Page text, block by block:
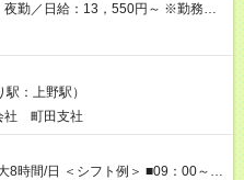
日給：13，550円～ ※勤務数
給：10，400円 夜勤／日給：12，
各種資格手当あり ■残業手当あり ■
給！ ・－・－・ ≪ 法定
給 ＋交通費全額支給 ※規定あり
：上野駅）
社 町田支社
＞ ■09：00～